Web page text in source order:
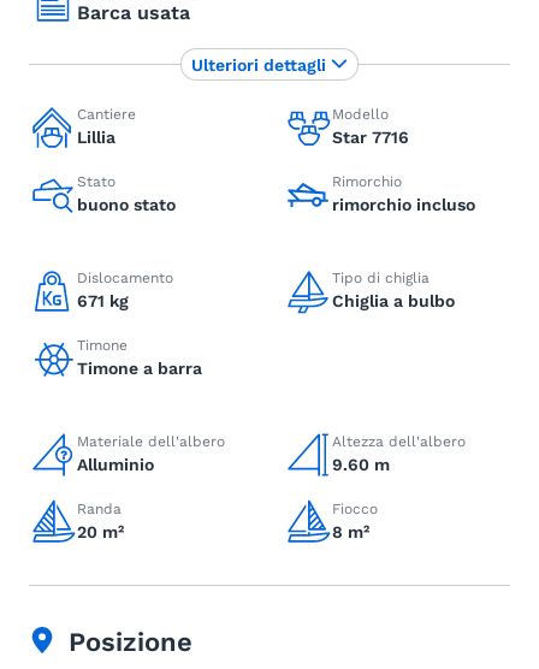
Barca usata
Cantiere
Lillia
Modello
Star 7716
Stato
buono stato
Rimorchio
rimorchio incluso
Dislocamento
671 kg
Tipo di chiglia
Chiglia a bulbo
Timone
Timone a barra
Materiale dell'albero
Alluminio
Altezza dell'albero
9.60 m
Randa
20 m²
Fiocco
8 m²
Ulteriori dettagli
Posizione